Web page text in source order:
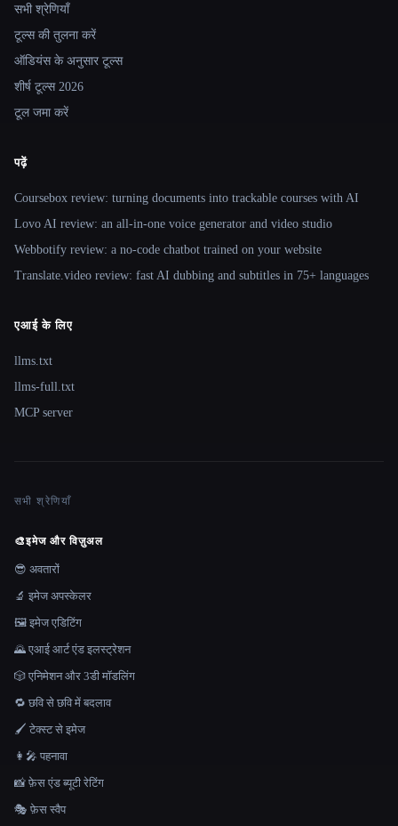
सभी श्रेणियाँ
टूल्स की तुलना करें
ऑडियंस के अनुसार टूल्स
शीर्ष टूल्स 2026
टूल जमा करें
पढ़ें
Coursebox review: turning documents into trackable courses with AI
Lovo AI review: an all-in-one voice generator and video studio
Webbotify review: a no-code chatbot trained on your website
Translate.video review: fast AI dubbing and subtitles in 75+ languages
एआई के लिए
llms.txt
llms-full.txt
MCP server
सभी श्रेणियाँ
🎨इमेज और विज़ुअल
😎 अवतारों
🔬 इमेज अपस्केलर
🖼️ इमेज एडिटिंग
🌄 एआई आर्ट एंड इलस्ट्रेशन
🎲 एनिमेशन और 3डी मॉडलिंग
🔁 छवि से छवि में बदलाव
🖌️ टेक्स्ट से इमेज
👩‍🎤 पहनावा
📸 फ़ेस एंड ब्यूटी रेटिंग
🎭 फ़ेस स्वैप